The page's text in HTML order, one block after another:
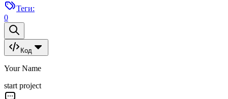
Теги:
0
Код
Your Name
start project